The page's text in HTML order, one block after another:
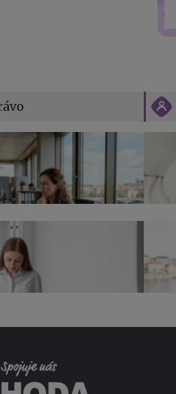
v práci na straně